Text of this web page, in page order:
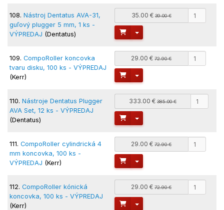
108. Nástroj Dentatus AVA-31,
guľový plugger 5 mm, 1 ks -
VÝPREDAJ (Dentatus)
35.00 €39.00 €
Toggle Dropdown
109. CompoRoller koncovka
tvaru disku, 100 ks - VÝPREDAJ
(Kerr)
29.00 €72.90 €
Toggle Dropdown
110. Nástroje Dentatus Plugger
AVA Set, 12 ks - VÝPREDAJ
(Dentatus)
333.00 €385.00 €
Toggle Dropdown
111. CompoRoller cylindrická 4
mm koncovka, 100 ks -
VÝPREDAJ (Kerr)
29.00 €72.90 €
Toggle Dropdown
112. CompoRoller kónická
koncovka, 100 ks - VÝPREDAJ
(Kerr)
29.00 €72.90 €
Toggle Dropdown